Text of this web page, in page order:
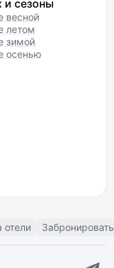
и сезоны
весной
летом
зимой
осенью